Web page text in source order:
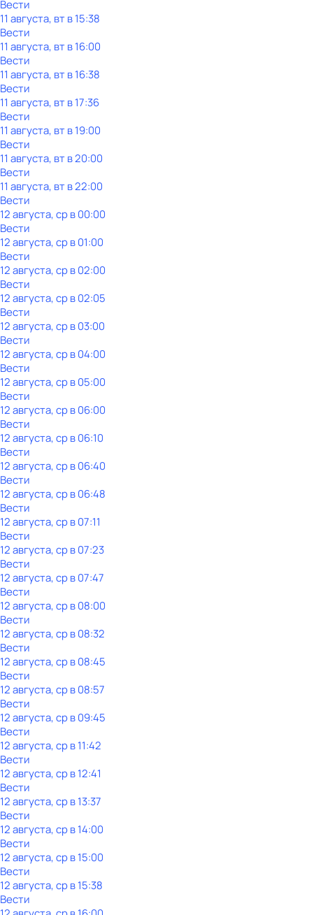
Вести
11 августа, вт в 15:38
Вести
11 августа, вт в 16:00
Вести
11 августа, вт в 16:38
Вести
11 августа, вт в 17:36
Вести
11 августа, вт в 19:00
Вести
11 августа, вт в 20:00
Вести
11 августа, вт в 22:00
Вести
12 августа, ср в 00:00
Вести
12 августа, ср в 01:00
Вести
12 августа, ср в 02:00
Вести
12 августа, ср в 02:05
Вести
12 августа, ср в 03:00
Вести
12 августа, ср в 04:00
Вести
12 августа, ср в 05:00
Вести
12 августа, ср в 06:00
Вести
12 августа, ср в 06:10
Вести
12 августа, ср в 06:40
Вести
12 августа, ср в 06:48
Вести
12 августа, ср в 07:11
Вести
12 августа, ср в 07:23
Вести
12 августа, ср в 07:47
Вести
12 августа, ср в 08:00
Вести
12 августа, ср в 08:32
Вести
12 августа, ср в 08:45
Вести
12 августа, ср в 08:57
Вести
12 августа, ср в 09:45
Вести
12 августа, ср в 11:42
Вести
12 августа, ср в 12:41
Вести
12 августа, ср в 13:37
Вести
12 августа, ср в 14:00
Вести
12 августа, ср в 15:00
Вести
12 августа, ср в 15:38
Вести